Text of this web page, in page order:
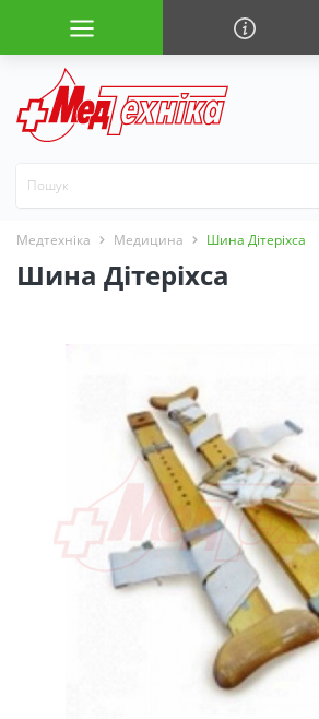
Медтехніка Медицина Шина Дітеріхса
Шина Дітеріхса